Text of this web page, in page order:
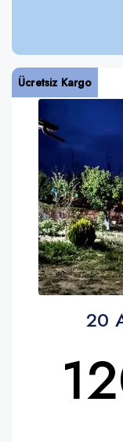
Ücretsiz Kargo
20